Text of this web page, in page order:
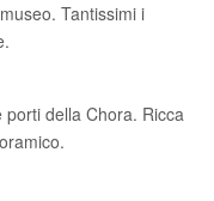
Tantissimi i
della Chora. Ricca